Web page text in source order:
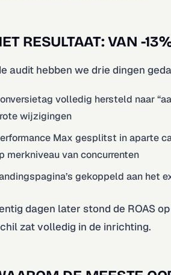
RESULTAAT: VAN -
audit hebben we drie dingen
volledig hersteld naar
wijzigingen
Max gesplitst in aparte
merkniveau van concurrenten
gekoppeld aan het
dagen later stond de ROAS
zat volledig in de inrichting.